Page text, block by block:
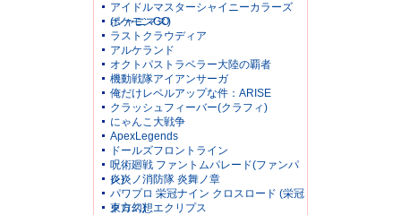
アイドルマスターシャイニーカラーズ
(シャニマス)
ポケモンGO
ラストクラウディア
アルケランド
オクトパストラベラー大陸の覇者
機動戦隊アイアンサーガ
俺だけレベルアップな件：ARISE
クラッシュフィーバー(クラフィ)
にゃんこ大戦争
ApexLegends
ドールズフロントライン
呪術廻戦 ファントムパレード(ファンパ
レ)
炎炎ノ消防隊 炎舞ノ章
パワプロ 栄冠ナイン クロスロード (栄冠
クロス)
東方幻想エクリプス